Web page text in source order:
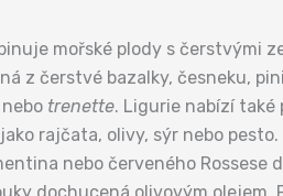
mořské plody s čerstvými
z čerstvé bazalky, česneku,
nebo trenette. Ligurie nabízí také
rajčata, olivy, sýr nebo pesto.
nebo červeného Rossese